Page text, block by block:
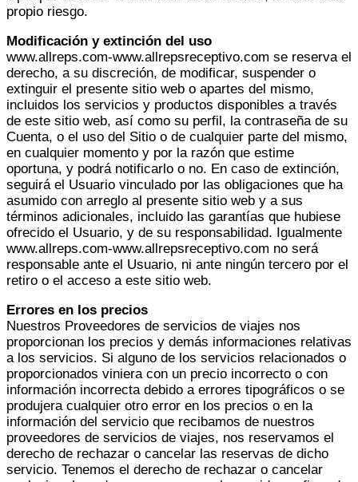
propio riesgo.
Modificación y extinción del uso
www.allreps.com-www.allrepsreceptivo.com se reserva el
derecho, a su discreción, de modificar, suspender o
extinguir el presente sitio web o apartes del mismo,
incluidos los servicios y productos disponibles a través
de este sitio web, así como su perfil, la contraseña de su
Cuenta, o el uso del Sitio o de cualquier parte del mismo,
en cualquier momento y por la razón que estime
oportuna, y podrá notificarlo o no. En caso de extinción,
seguirá el Usuario vinculado por las obligaciones que ha
asumido con arreglo al presente sitio web y a sus
términos adicionales, incluido las garantías que hubiese
ofrecido el Usuario, y de su responsabilidad. Igualmente
www.allreps.com-www.allrepsreceptivo.com no será
responsable ante el Usuario, ni ante ningún tercero por el
retiro o el acceso a este sitio web.
Errores en los precios
Nuestros Proveedores de servicios de viajes nos
proporcionan los precios y demás informaciones relativas
a los servicios. Si alguno de los servicios relacionados o
proporcionados viniera con un precio incorrecto o con
información incorrecta debido a errores tipográficos o se
produjera cualquier otro error en los precios o en la
información del servicio que recibamos de nuestros
proveedores de servicios de viajes, nos reservamos el
derecho de rechazar o cancelar las reservas de dicho
servicio. Tenemos el derecho de rechazar o cancelar